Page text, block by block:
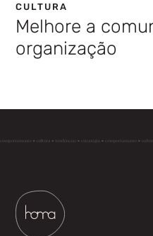
CULTURA
Melhore a
organização